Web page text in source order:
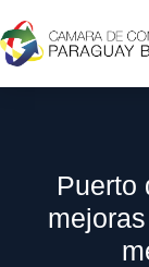
Puerto